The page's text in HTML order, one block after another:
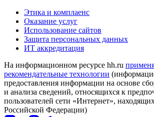
Этика и комплаенс
Оказание услуг
Использование сайтов
Защита персональных данных
ИТ аккредитация
На информационном ресурсе hh.ru
рекомендательные технологии
предоставления информации на основе
и анализа сведений, относящихся к
пользователей сети «Интернет»,
Российской Федерации)